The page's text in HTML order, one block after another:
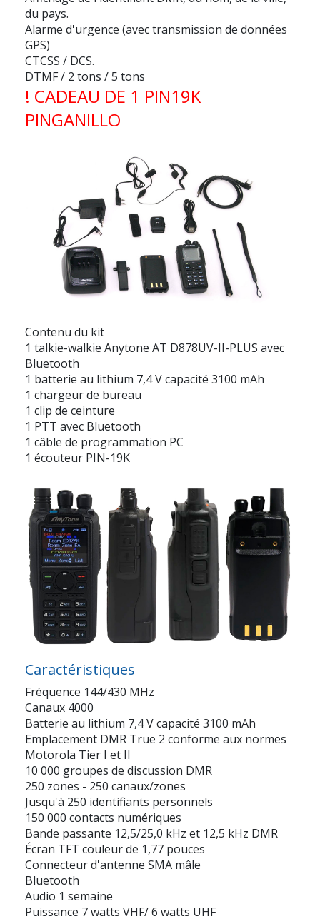
du pays.
Alarme d'urgence (avec transmission de données
GPS)
CTCSS / DCS.
DTMF / 2 tons / 5 tons
! CADEAU DE 1 PIN19K
PINGANILLO
Contenu du kit
1 talkie-walkie Anytone AT D878UV-II-PLUS avec
Bluetooth
1 batterie au lithium 7,4 V capacité 3100 mAh
1 chargeur de bureau
1 clip de ceinture
1 PTT avec Bluetooth
1 câble de programmation PC
1 écouteur PIN-19K
Caractéristiques
Fréquence 144/430 MHz
Canaux 4000
Batterie au lithium 7,4 V capacité 3100 mAh
Emplacement DMR True 2 conforme aux normes
Motorola Tier I et II
10 000 groupes de discussion DMR
250 zones - 250 canaux/zones
Jusqu'à 250 identifiants personnels
150 000 contacts numériques
Bande passante 12,5/25,0 kHz et 12,5 kHz DMR
Écran TFT couleur de 1,77 pouces
Connecteur d'antenne SMA mâle
Bluetooth
Audio 1 semaine
Puissance 7 watts VHF/ 6 watts UHF